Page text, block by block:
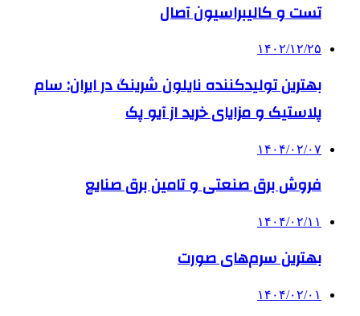
تست و کالیبراسیون آصال
۱۴۰۲/۱۲/۲۵
بهترین تولیدکننده نایلون شرینگ در ایران: سام
پلاستیک و مزایای خرید از آیو پک
۱۴۰۴/۰۲/۰۷
فروش برق صنعتی و تامین برق صنایع
۱۴۰۴/۰۲/۱۱
بهترین سرم‌های صورت
۱۴۰۴/۰۲/۰۱